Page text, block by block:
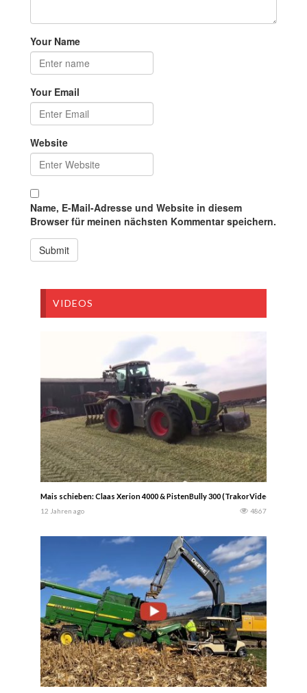
Your Name
Your Email
Website
Name, E-Mail-Adresse und Website in diesem
Browser für meinen nächsten Kommentar speichern.
VIDEOS
Mais schieben: Claas Xerion 4000 & PistenBully 300 (TrakorVideos)
12 Jahren ago 4867